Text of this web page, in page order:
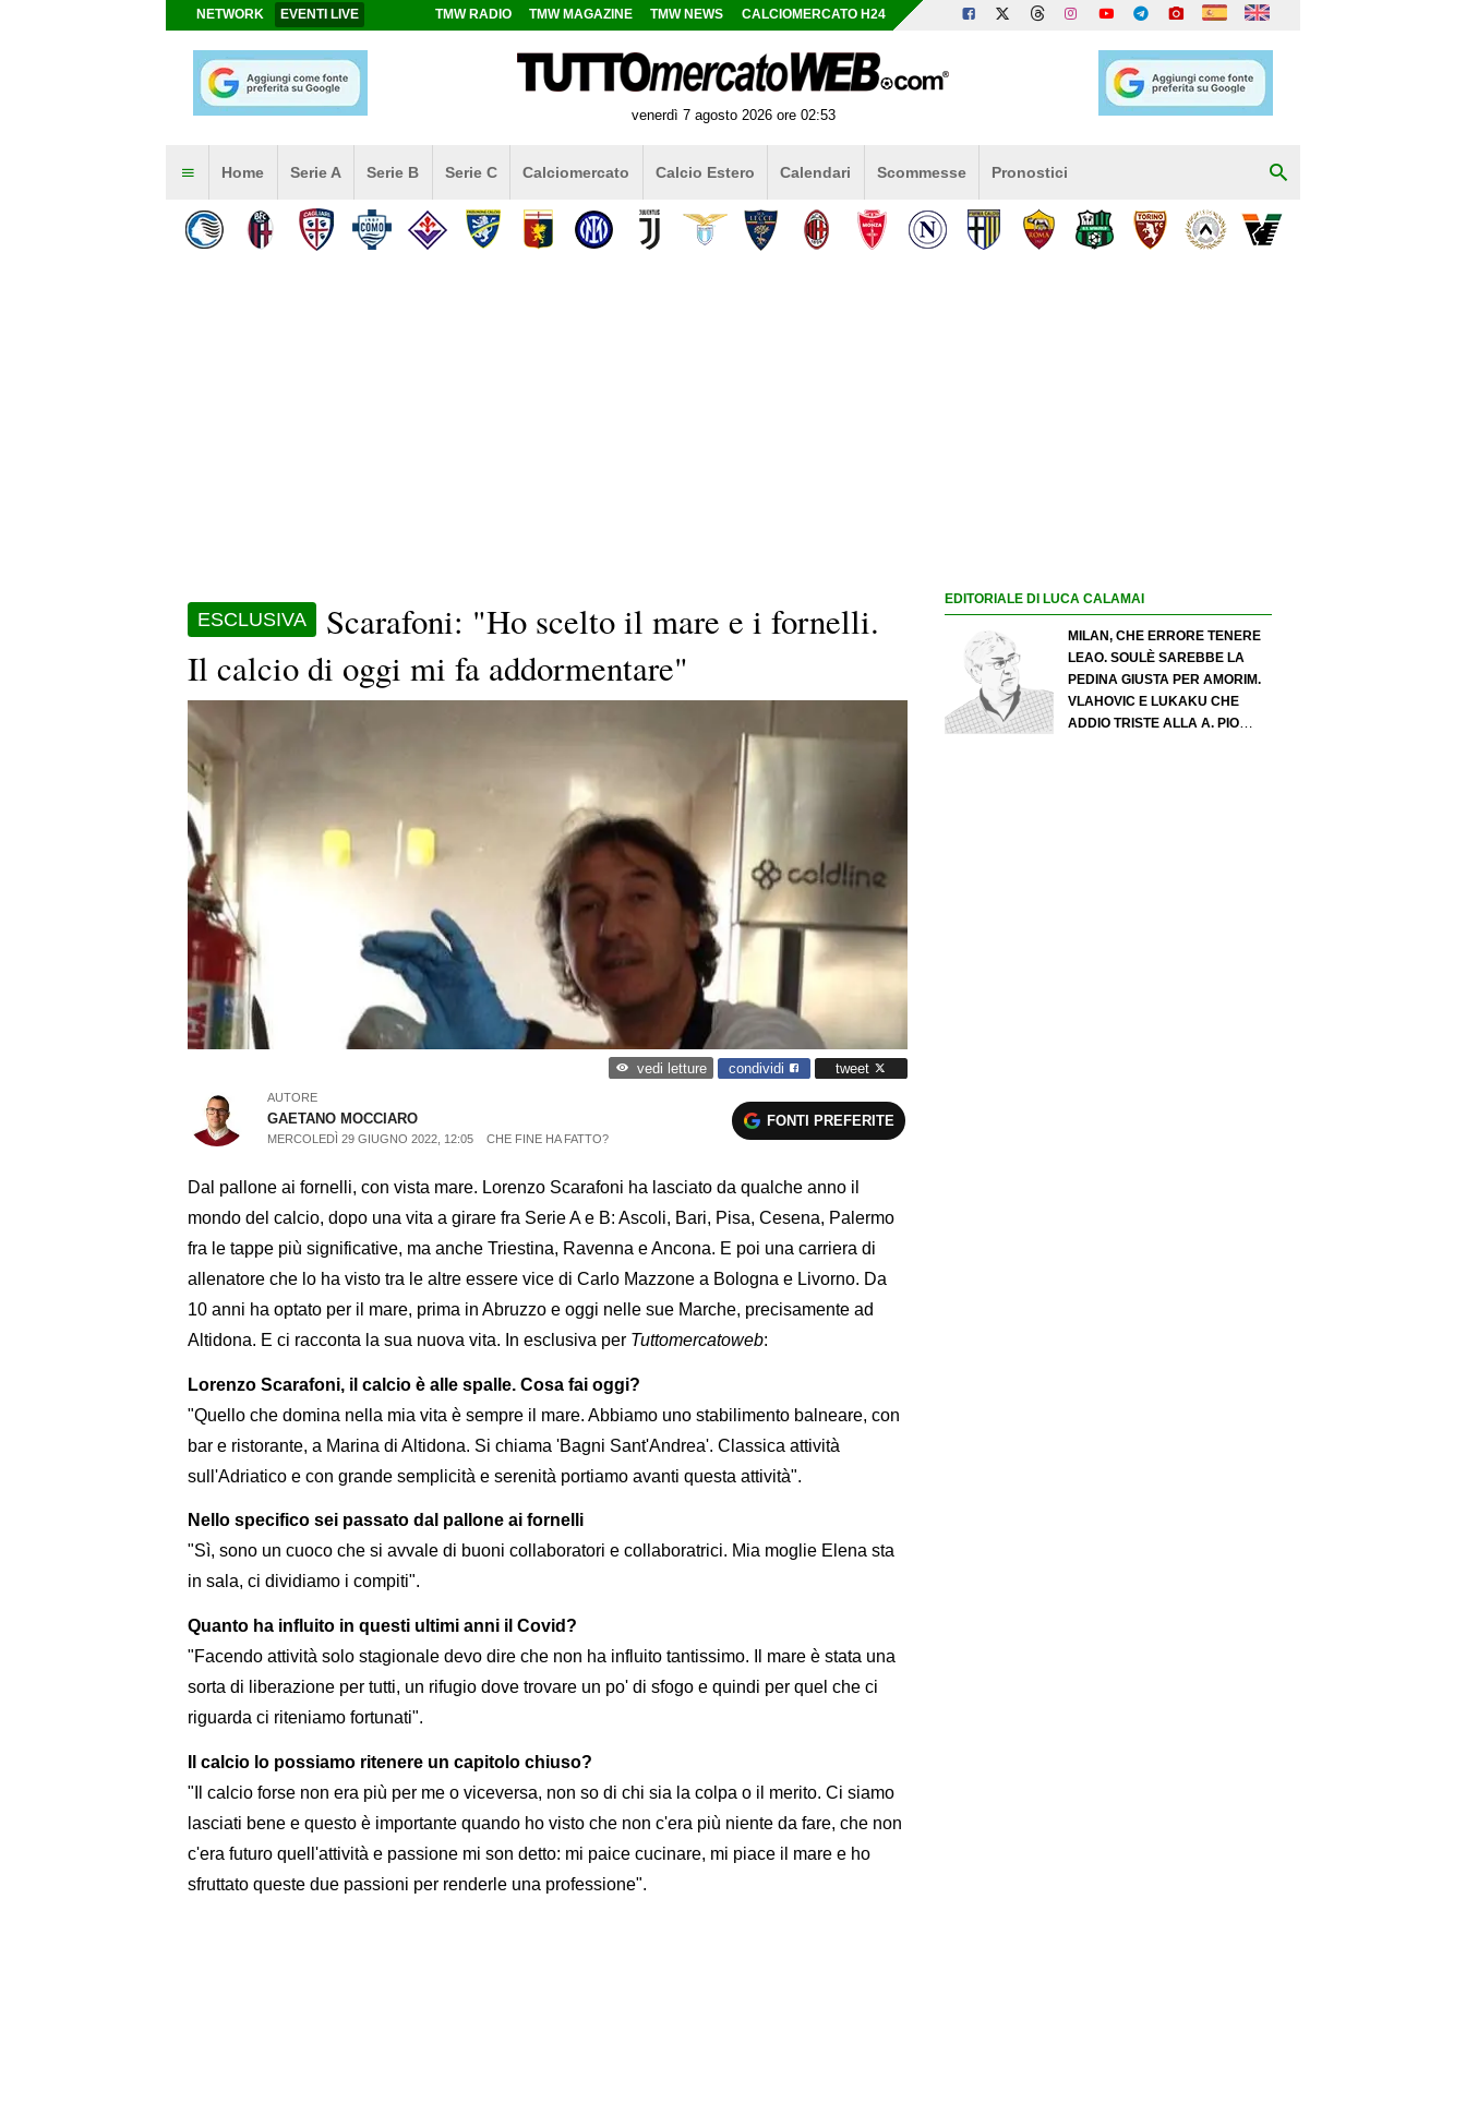
NETWORK EVENTI LIVE TMW RADIO TMW MAGAZINE TMW NEWS CALCIOMERCATO H24
venerdì 7 agosto 2026 ore 02:53
Home Serie A Serie B Serie C Calciomercato Calcio Estero Calendari Scommesse Pronostici
ESCLUSIVA
Scarafoni: "Ho scelto il mare e i fornelli.
Il calcio di oggi mi fa addormentare"
vedi letture condividi tweet
AUTORE
GAETANO MOCCIARO
MERCOLEDÌ 29 GIUGNO 2022, 12:05 CHE FINE HA FATTO?
FONTI PREFERITE
Dal pallone ai fornelli, con vista mare. Lorenzo Scarafoni ha lasciato da qualche anno il
mondo del calcio, dopo una vita a girare fra Serie A e B: Ascoli, Bari, Pisa, Cesena, Palermo
fra le tappe più significative, ma anche Triestina, Ravenna e Ancona. E poi una carriera di
allenatore che lo ha visto tra le altre essere vice di Carlo Mazzone a Bologna e Livorno. Da
10 anni ha optato per il mare, prima in Abruzzo e oggi nelle sue Marche, precisamente ad
Altidona. E ci racconta la sua nuova vita. In esclusiva per Tuttomercatoweb:
Lorenzo Scarafoni, il calcio è alle spalle. Cosa fai oggi?
"Quello che domina nella mia vita è sempre il mare. Abbiamo uno stabilimento balneare, con
bar e ristorante, a Marina di Altidona. Si chiama 'Bagni Sant'Andrea'. Classica attività
sull'Adriatico e con grande semplicità e serenità portiamo avanti questa attività".
Nello specifico sei passato dal pallone ai fornelli
"Sì, sono un cuoco che si avvale di buoni collaboratori e collaboratrici. Mia moglie Elena sta
in sala, ci dividiamo i compiti".
Quanto ha influito in questi ultimi anni il Covid?
"Facendo attività solo stagionale devo dire che non ha influito tantissimo. Il mare è stata una
sorta di liberazione per tutti, un rifugio dove trovare un po' di sfogo e quindi per quel che ci
riguarda ci riteniamo fortunati".
Il calcio lo possiamo ritenere un capitolo chiuso?
"Il calcio forse non era più per me o viceversa, non so di chi sia la colpa o il merito. Ci siamo
lasciati bene e questo è importante quando ho visto che non c'era più niente da fare, che non
c'era futuro quell'attività e passione mi son detto: mi paice cucinare, mi piace il mare e ho
sfruttato queste due passioni per renderle una professione".
EDITORIALE DI LUCA CALAMAI
MILAN, CHE ERRORE TENERE
LEAO. SOULÈ SAREBBE LA
PEDINA GIUSTA PER AMORIM.
VLAHOVIC E LUKAKU CHE
ADDIO TRISTE ALLA A. PIO